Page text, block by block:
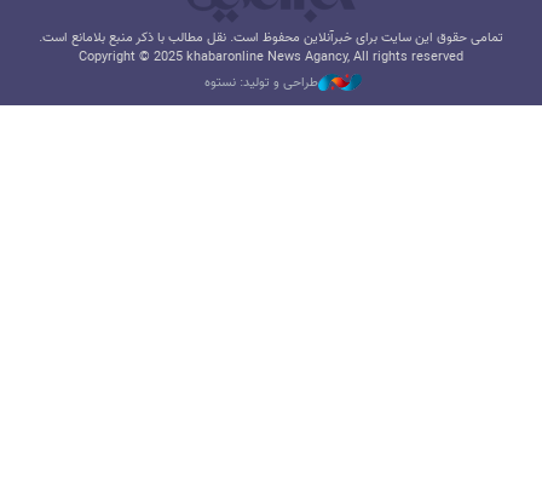
تمامی حقوق این سایت برای خبرآنلاین محفوظ است. نقل مطالب با ذکر منبع بلامانع است.
Copyright © 2025 khabaronline News Agancy, All rights reserved
طراحی و تولید: نستوه